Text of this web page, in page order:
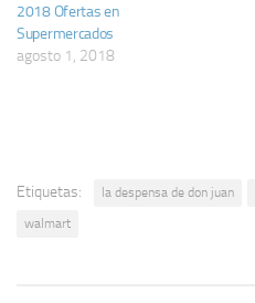
2018 Ofertas en
Supermercados
agosto 1, 2018
Etiquetas: la despensa de don juan
walmart